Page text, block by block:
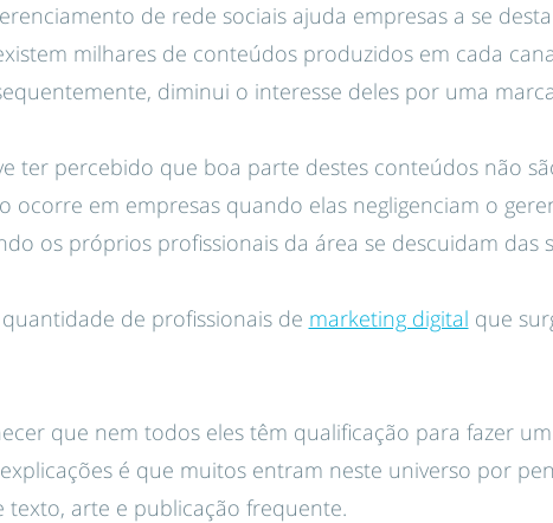
de rede sociais ajuda empresas a se
milhares de conteúdos produzidos em cada
diminui o interesse deles por uma
ter percebido que boa parte destes conteúdos não
ocorre em empresas quando elas negligenciam o
os próprios profissionais da área se descuidam das
de profissionais de marketing digital que
que nem todos eles têm qualificação para fazer
é que muitos entram neste universo por
texto, arte e publicação frequente.